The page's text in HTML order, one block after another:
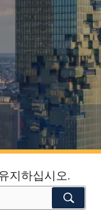
지하십시오.